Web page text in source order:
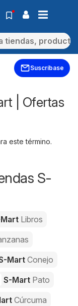
Suscríbase
| Ofertas
este término.
S-
Libros
MartConejo
S-Mart Pato
Cúrcuma